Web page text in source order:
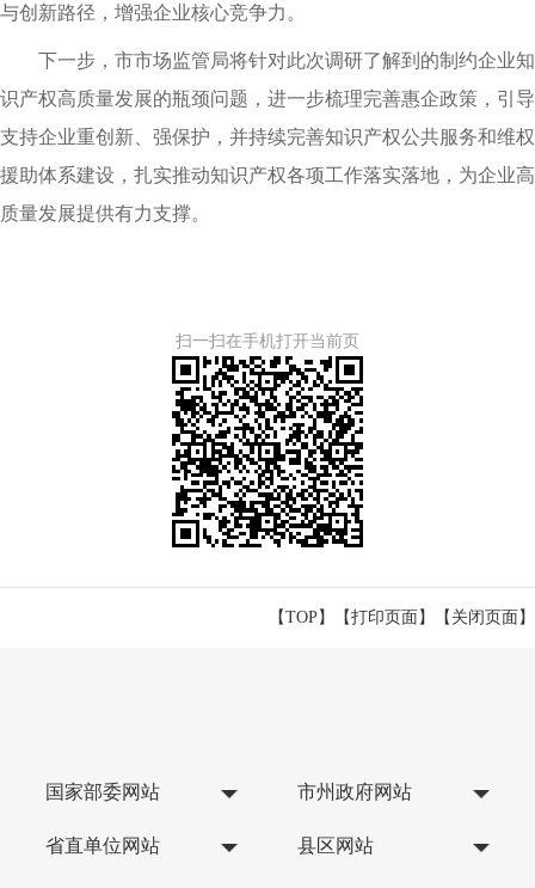
与创新路径，增强企业核心竞争力。
下一步，市市场监管局将针对此次调研了解到的制约企业知
识产权高质量发展的瓶颈问题，进一步梳理完善惠企政策，引导
支持企业重创新、强保护，并持续完善知识产权公共服务和维权
援助体系建设，扎实推动知识产权各项工作落实落地，为企业高
质量发展提供有力支撑。
扫一扫在手机打开当前页
【TOP】 【打印页面】【 关闭页面】
国家部委网站 市州政府网站
省直单位网站 县区网站